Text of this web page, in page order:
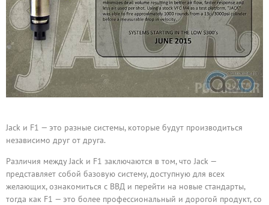
Jack и F1 — это разные системы, которые будут производиться
независимо друг от друга.
Различия между Jack и F1 заключаются в том, что Jack —
представляет собой базовую систему, доступную для всех
желающих, ознакомиться с ВВД и перейти на новые стандарты,
тогда как F1 — это более профессиональный и дорогой продукт, со